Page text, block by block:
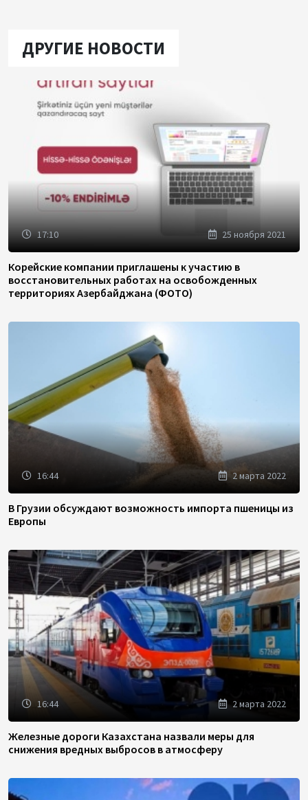
ДРУГИЕ НОВОСТИ
17:10 25 ноября 2021
Корейские компании приглашены к участию в
восстановительных работах на освобожденных
территориях Азербайджана (ФОТО)
16:44 2 марта 2022
В Грузии обсуждают возможность импорта пшеницы из
Европы
16:44 2 марта 2022
Железные дороги Казахстана назвали меры для
снижения вредных выбросов в атмосферу